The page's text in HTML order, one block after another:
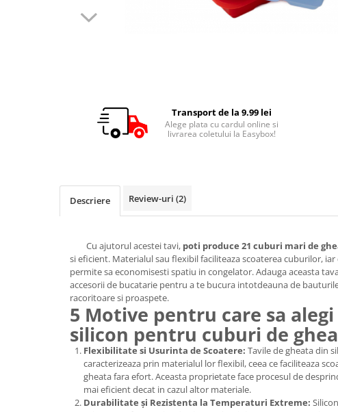
Transport de la 9.99 lei
Alege plata cu cardul online si
livrarea coletului la Easybox!
Descriere Review-uri (2)
Cu ajutorul acestei tavi, poti produce 21 cuburi mari de
si eficient. Materialul sau flexibil faciliteaza scoaterea cuburilor,
permite sa economisesti spatiu in congelator. Adauga aceasta
accesorii de bucatarie pentru a te bucura intotdeauna de
racoritoare si proaspete.
5 Motive pentru care sa
silicon pentru cuburi de
Flexibilitate si Usurinta de Scoatere: Tavile de gheata din
caracterizeaza prin materialul lor flexibil, ceea ce faciliteaza
gheata fara efort. Aceasta proprietate face procesul de
mai eficient decat in cazul altor materiale.
Durabilitate și Rezistenta la Temperaturi Extreme: